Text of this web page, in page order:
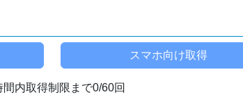
間内取得制限まで0/60回